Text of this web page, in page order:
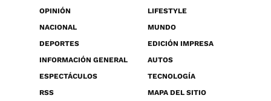
OPINIÓN
LIFESTYLE
NACIONAL
MUNDO
DEPORTES
EDICIÓN IMPRESA
INFORMACIÓN GENERAL
AUTOS
ESPECTÁCULOS
TECNOLOGÍA
RSS
MAPA DEL SITIO